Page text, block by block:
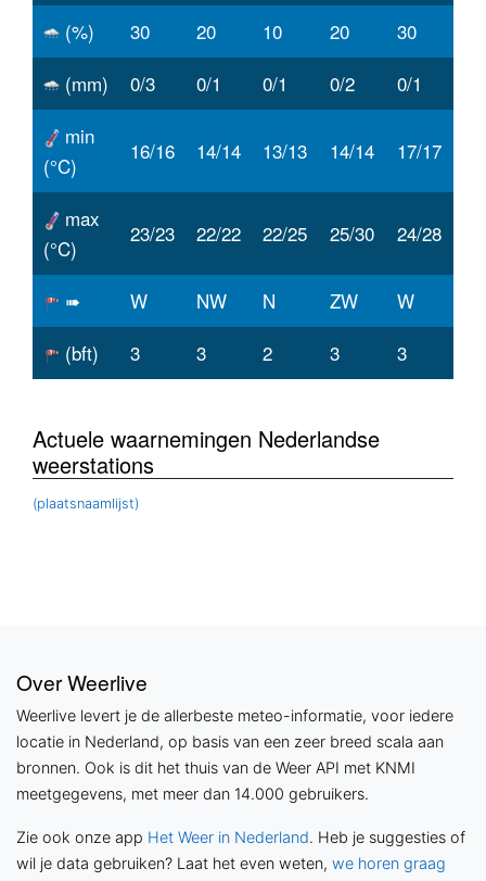
(%)
30 20 10 20
30
(mm)
0/3 0/1 0/1 0/2
0/1
min
(°C)
16/16 14/14 13/13 14/14 17/17
max
(°C)
23/23 22/22 22/25 25/30 24/28
➠ W NW N ZW
W
(bft)
3 3 2 3 3
Actuele waarnemingen Nederlandse
weerstations
(plaatsnaamlijst)
Over Weerlive
Weerlive levert je de allerbeste meteo-informatie, voor iedere
locatie in Nederland, op basis van een zeer breed scala aan
bronnen. Ook is dit het thuis van de Weer API met KNMI
meetgegevens, met meer dan 14.000 gebruikers.
Zie ook onze app Het Weer in Nederland. Heb je suggesties of
wil je data gebruiken? Laat het even weten, we horen graag